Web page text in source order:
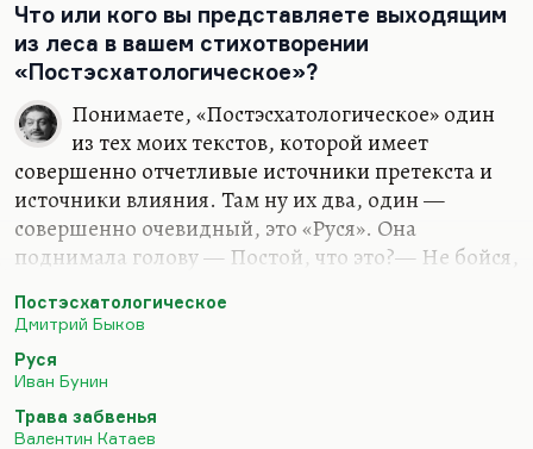
Что нет, то нет.
Земную предал неоднократно,
И…
Что или кого вы представляете выходящим
из леса в вашем стихотворении
«Постэсхатологическое»?
Понимаете, «Постэсхатологическое» один
из тех моих текстов, которой имеет
совершенно отчетливые источники претекста и
источники влияния. Там ну их два, один —
совершенно очевидный, это «Руся». Она
поднимала голову — Постой, что это?— Не бойся,
лесу…— А если козерог?— Какой козерог?— Я не
знаю. Но ты только подумай: выходит из лесу
какой-то козерог, стоит и смотрит.
Божественный совершенно фрагмент, я очень его
люблю.
Постэсхатологическое
Дмитрий Быков
Руся
Иван Бунин
Трава забвенья
Валентин Катаев